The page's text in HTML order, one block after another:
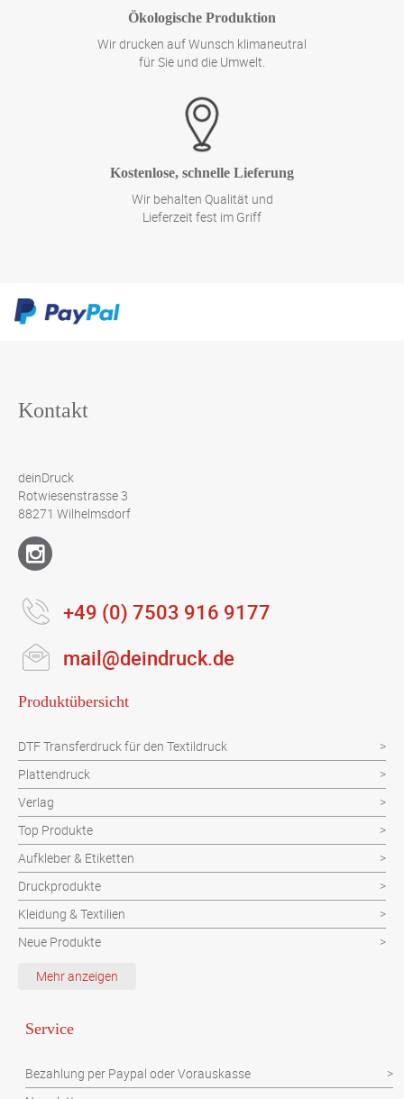
Ökologische Produktion
Wir drucken auf Wunsch klimaneutral
für Sie und die Umwelt.
Kostenlose, schnelle Lieferung
Wir behalten Qualität und
Lieferzeit fest im Griff
Kontakt
deinDruck
Rotwiesenstrasse 3
88271 Wilhelmsdorf
+49 (0) 7503 916 9177
mail@deindruck.de
Produktübersicht
DTF Transferdruck für den Textildruck
Plattendruck
Verlag
Top Produkte
Aufkleber & Etiketten
Druckprodukte
Kleidung & Textilien
Neue Produkte
Schutzvorrichtung
Werbeartikel
Mehr anzeigen
Service
Bezahlung per Paypal oder Vorauskasse